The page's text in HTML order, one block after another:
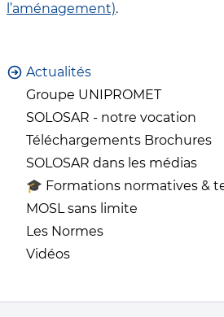
l’aménagement).
Actualités
Groupe UNIPROMET
SOLOSAR - notre vocation
Téléchargements Brochures
SOLOSAR dans les médias
🎓 Formations normatives &
MOSL sans limite
Les Normes
Vidéos